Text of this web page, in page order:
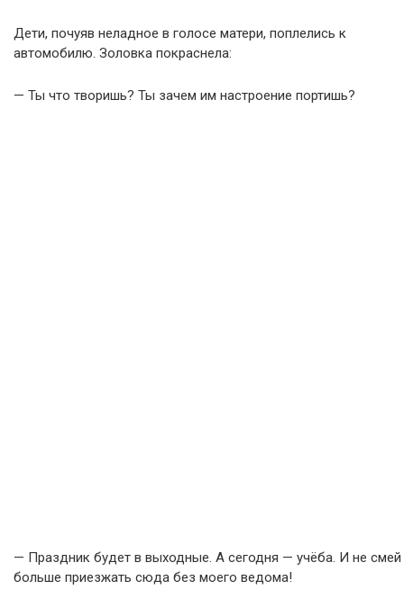
Дети, почуяв неладное в голосе матери, поплелись к
автомобилю. Золовка покраснела:
— Ты что творишь? Ты зачем им настроение портишь?
— Праздник будет в выходные. А сегодня — учёба. И не смей
больше приезжать сюда без моего ведома!